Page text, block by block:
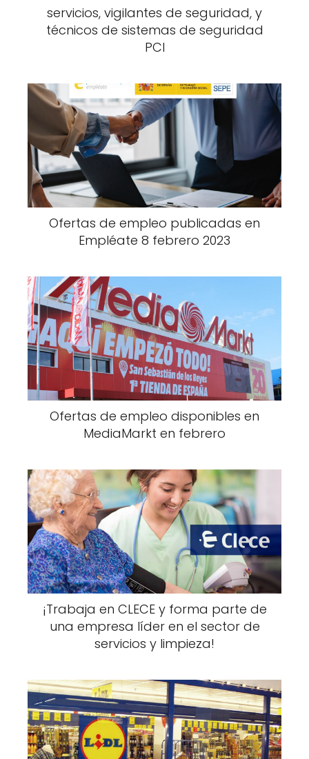
servicios, vigilantes de seguridad, y
técnicos de sistemas de seguridad
PCI
Ofertas de empleo publicadas en
Empléate 8 febrero 2023
Ofertas de empleo disponibles en
MediaMarkt en febrero
¡Trabaja en CLECE y forma parte de
una empresa líder en el sector de
servicios y limpieza!